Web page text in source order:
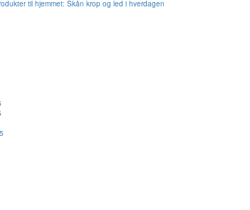
til hjemmet: Skån krop og led i hverdagen